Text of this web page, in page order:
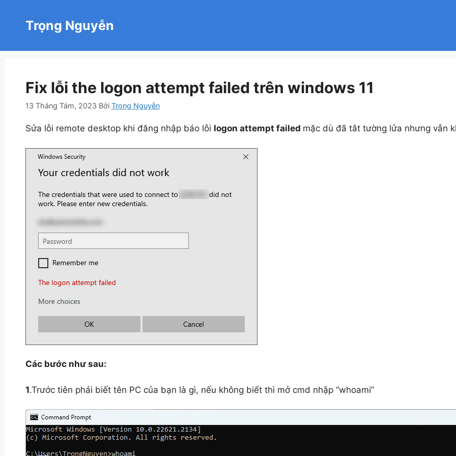
Trọng Nguyễn
Fix lỗi the logon attempt failed trên windows 11
13 Tháng Tám, 2023 Bởi Trọng Nguyễn
Sửa lỗi remote desktop khi đăng nhập báo lỗi logon attempt failed mặc dù đã tắt tường lửa nhưng vẫn
Các bước như sau:
1.Trước tiên phải biết tên PC của bạn là gì, nếu không biết thì mở cmd nhập “whoami”